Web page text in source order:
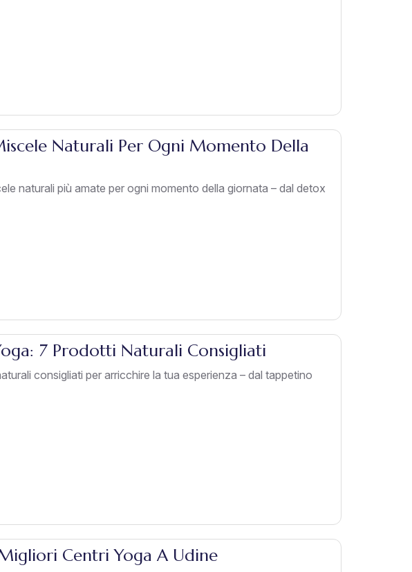
Naturali Per Ogni Momento Della
naturali più amate per ogni momento della giornata – dal detox
7 Prodotti Naturali Consigliati
consigliati per arricchire la tua esperienza – dal tappetino
Centri Yoga A Udine